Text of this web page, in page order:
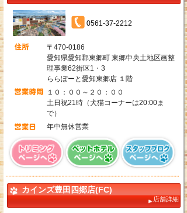
0561-37-2212
〒470-0186
愛知県愛知郡東郷町 東郷中央土地区画整
理事業62街区1・3
ららぽーと愛知東郷店 １階
１０：００～２０：００
土日祝21時（犬猫コーナーは20:00ま
で）
年中無休営業
カインズ豊田四郷店(FC)
店舗詳細